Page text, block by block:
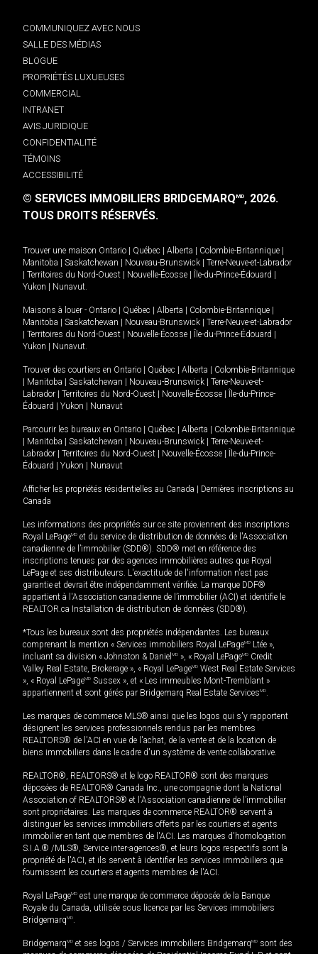
COMMUNIQUEZ AVEC NOUS
SALLE DES MÉDIAS
BLOGUE
PROPRIÉTÉS LUXUEUSES
COMMERCIAL
INTRANET
AVIS JURIDIQUE
CONFIDENTIALITÉ
TÉMOINS
ACCESSIBILITÉ
© SERVICES IMMOBILIERS BRIDGEMARQMD, 2026.
TOUS DROITS RÉSERVÉS.
Trouver une maison Ontario Québec Alberta Colombie-Britannique
Manitoba
Saskatchewan Nouveau-Brunswick
Terre-Neuve-et-Labrador
Territoires du Nord-Ouest Nouvelle-Écosse Île-du-Prince-Édouard
Yukon
Nunavut.
Maisons à louer - Ontario Québec Alberta Colombie-Britannique
Manitoba
Saskatchewan Nouveau-Brunswick
Terre-Neuve-et-Labrador
Territoires du Nord-Ouest Nouvelle-Écosse Île-du-Prince-Édouard
Yukon
Nunavut.
Trouver des courtiers en Ontario Québec Alberta
Colombie-Britannique
Manitoba Saskatchewan Nouveau-Brunswick
Terre-Neuve-et-
Labrador
Territoires du Nord-Ouest Nouvelle-Écosse
Île-du-Prince-
Édouard
Yukon Nunavut
Parcourir les bureaux en Ontario Québec Alberta
Colombie-Britannique
Manitoba Saskatchewan Nouveau-Brunswick
Terre-Neuve-et-
Labrador
Territoires du Nord-Ouest Nouvelle-Écosse
Île-du-Prince-
Édouard
Yukon Nunavut
Afficher les propriétés résidentielles au Canada
Dernières inscriptions au
Canada
Les informations des propriétés sur ce site proviennent des inscriptions
Royal LePageMD et du service de distribution de données de l'Association
canadienne de l’immobilier (SDD®). SDD® met en référence des
inscriptions tenues par des agences immobilières autres que Royal
LePage et ses distributeurs. L'exactitude de l'information n'est pas
garantie et devrait être indépendamment vérifiée. La marque DDF®
appartient à l'Association canadienne de l’immobilier (ACI) et identifie le
REALTOR.ca Installation de distribution de données (SDD®).
*Tous les bureaux sont des propriétés indépendantes. Les bureaux
comprenant la mention « Services immobiliers Royal LePageMD Ltée »,
incluant sa division « Johnston & Daniel MD », « Royal LePageMD Credit
Valley Real Estate, Brokerage », « Royal LePageMD West Real Estate Services
», « Royal LePageMD Sussex », et « Les immeubles Mont-Tremblant »
appartiennent et sont gérés par Bridgemarq Real Estate ServicesMD.
Les marques de commerce MLS® ainsi que les logos qui s'y rapportent
désignent les services professionnels rendus par les membres
REALTORS® de l'ACI en vue de l'achat, de la vente et de la location de
biens immobiliers dans le cadre d'un système de vente collaborative.
REALTOR®, REALTORS® et le logo REALTOR® sont des marques
déposées de REALTOR® Canada Inc., une compagnie dont la National
Association of REALTORS® et l'Association canadienne de l’immobilier
sont propriétaires. Les marques de commerce REALTOR® servent à
distinguer les services immobiliers offerts par les courtiers et agents
immobilier en tant que membres de l'ACI. Les marques d'homologation
S.I.A.® /MLS®, Service inter-agences®, et leurs logos respectifs sont la
propriété de l'ACI, et ils servent à identifier les services immobiliers que
fournissent les courtiers et agents membres de l'ACI.
Royal LePageMD est une marque de commerce déposée de la Banque
Royale du Canada, utilisée sous licence par les Services immobiliers
BridgemarqMD.
BridgemarqMD et ses logos / Services immobiliers BridgemarqMD sont des